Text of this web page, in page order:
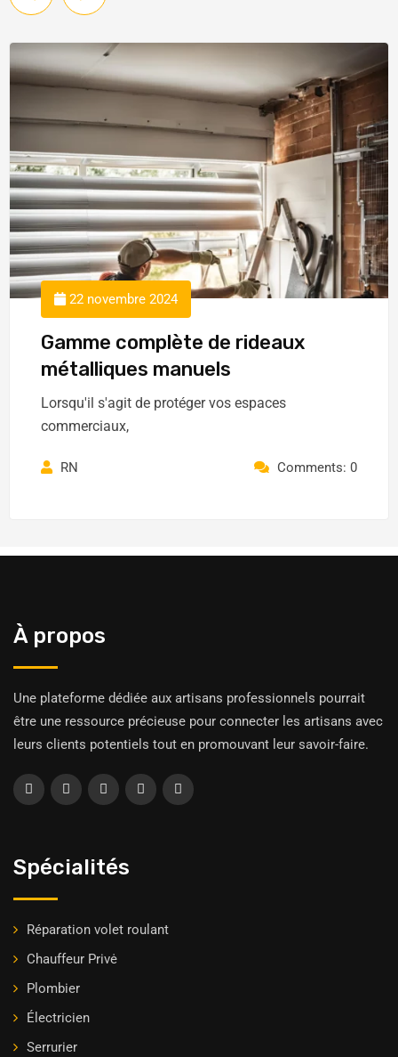
22 novembre 2024
Gamme complète de rideaux
métalliques manuels
Lorsqu'il s'agit de protéger vos espaces
commerciaux,
RN Comments: 0
À propos
Une plateforme dédiée aux artisans professionnels pourrait
être une ressource précieuse pour connecter les artisans avec
leurs clients potentiels tout en promouvant leur savoir-faire.
Spécialités
Réparation volet roulant
Chauffeur Privė
Plombier
Électricien
Serrurier